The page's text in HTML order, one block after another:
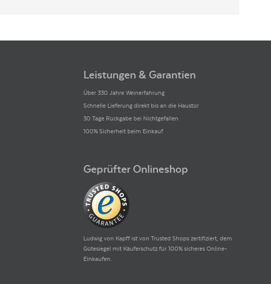
Leistungen & Garantien
Über 330 Jahre Weinerfahrung
Schnelle Lieferung direkt bis an die Haustür
30 Tage Rückgabe bei Nichtgefallen
100% Sicherheit beim Einkauf
Geprüfter Onlineshop
Ludwig von Kapff ist von Trusted Shops zertifiziert, dem
Gütesiegel mit Käuferschutz für 100% sicheres Online-
Einkaufen.